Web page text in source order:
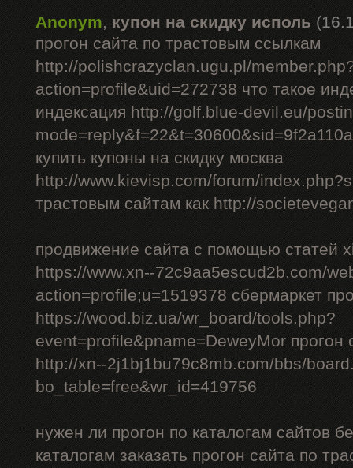
Anonym, купон на скидку исполь
прогон сайта по трастовым ссылкам
http://polishcrazyclan.ugu.pl/
action=profile&uid=272738 что такое
индексация http://golf.blue-devil.eu/
купить купоны на скидку москва
http://www.kievisp.com/forum/
трастовым сайтам как http://
продвижение сайта с помощью статей
https://www.xn--72c9aa5escud2b.com/
action=profile;u=1519378 сбермаркет
https://wood.biz.ua/wr_board/tools.php?
event=profile&pname=DeweyMor
http://xn--2j1bj1bu79c8mb.com/bbs/
bo_table=free&wr_id=419756
нужен ли прогон по каталогам сайтов
каталогам заказать прогон сайта по